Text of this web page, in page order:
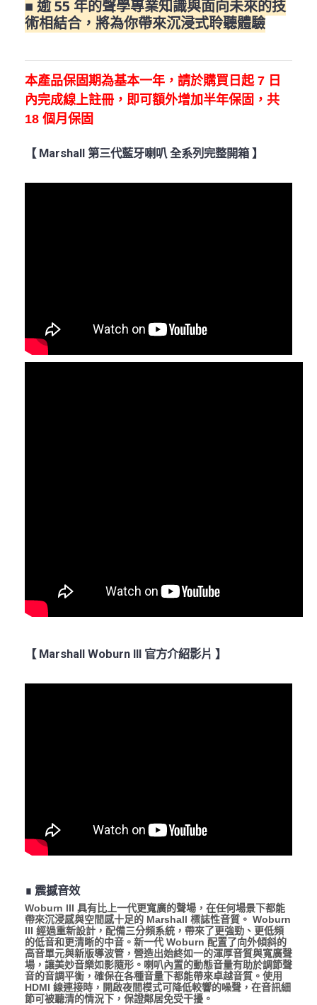
■ 逾 55 年的聲學專業知識與面向未來的技
術相結合，將為你帶來沉浸式聆聽體驗
本產品保固期為基本一年，請於購買日起 7 日
內完成線上註冊，即可額外增加半年保固，共
18 個月保固
【 Marshall 第三代藍牙喇叭 全系列完整開箱 】
【 Marshall Woburn III 官方介紹影片 】
∎ 震撼音效
Woburn III 具有比上一代更寬廣的聲場，在任何場景下都能
帶來沉浸感與空間感十足的 Marshall 標誌性音質。 Woburn
III 經過重新設計，配備三分頻系統，帶來了更強勁、更低頻
的低音和更清晰的中音。新一代 Woburn 配置了向外傾斜的
高音單元與新版導波管，營造出始終如一的渾厚音質與寬廣聲
場，讓美妙音樂如影隨形。喇叭內置的動態音量有助於調節聲
音的音調平衡，確保在各種音量下都能帶來卓越音質。使用
HDMI 線連接時，開啟夜間模式可降低較響的噪聲，在音訊細
節可被聽清的情況下，保證鄰居免受干擾。